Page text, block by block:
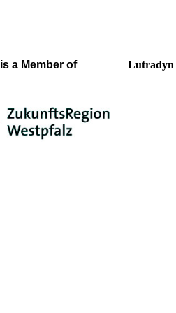
is a Member of Lutradyn